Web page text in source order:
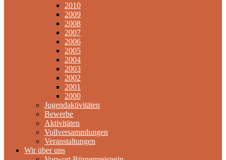
2010
2009
2008
2007
2006
2005
2004
2003
2002
2001
2000
Jugendaktivitäten
Bewerbe
Aktivitäten
Vollversammlungen
Veranstaltungen
Wir über uns